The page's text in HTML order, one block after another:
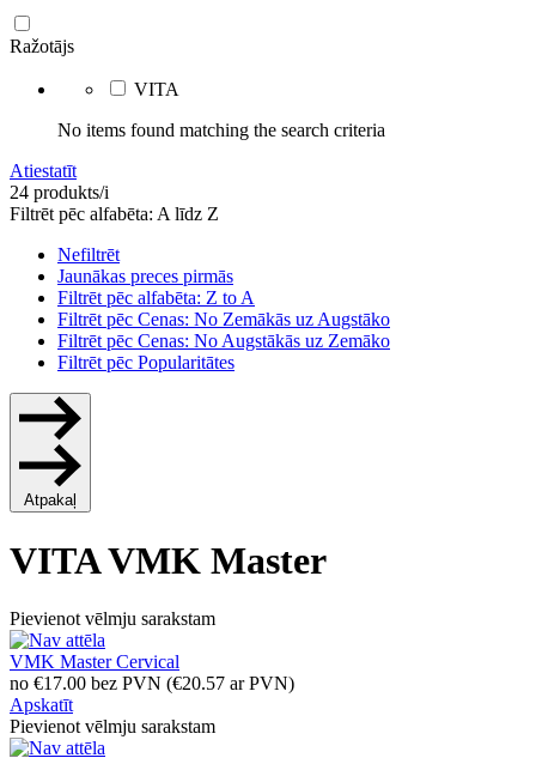
Ražotājs
VITA
No items found matching the search criteria
Atiestatīt
24 produkts/i
Filtrēt pēc alfabēta: A līdz Z
Nefiltrēt
Jaunākas preces pirmās
Filtrēt pēc alfabēta: Z to A
Filtrēt pēc Cenas: No Zemākās uz Augstāko
Filtrēt pēc Cenas: No Augstākās uz Zemāko
Filtrēt pēc Popularitātes
Atpakaļ
VITA VMK Master
Pievienot vēlmju sarakstam
VMK Master Cervical
no €17.00 bez PVN (€20.57 ar PVN)
Apskatīt
Pievienot vēlmju sarakstam